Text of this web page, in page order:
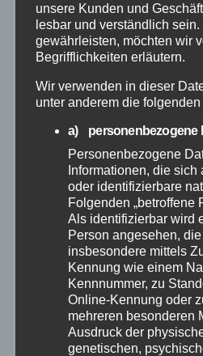
Aktuelles
Bundespolizei
Feuerwehr
Hilfsorganisationen
Mayen-Koblenz
Neuwied
unsere Kunden und
lesbar und verständlich
gewährleisten, möchten wir
Begrifflichkeiten erläutern.
Wir verwenden in dieser
unter anderem die folgenden
a) personenbezogene
Personenbezogene
Informationen, die
oder identifizierbare
Folgenden „betroffene
Als identifizierbar wird
Person angesehen,
insbesondere mittels
Kennung wie einem
Kennnummer, zu
Online-Kennung oder
mehreren besonderen
Ausdruck der
genetischen,